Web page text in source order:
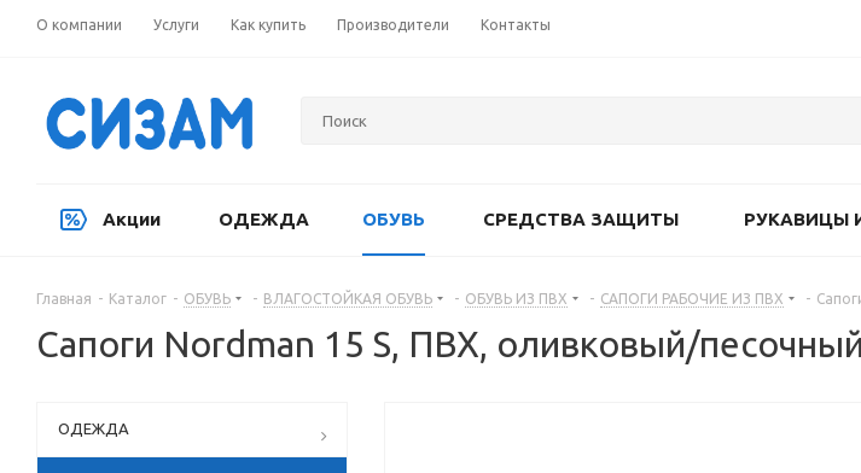
О компании Услуги Как купить Производители Контакты
Акции ОДЕЖДА ОБУВЬ СРЕДСТВА ЗАЩИТЫ РУКАВИЦЫ
Главная - Каталог - ОБУВЬ - ВЛАГОСТОЙКАЯ ОБУВЬ - ОБУВЬ ИЗ ПВХ - САПОГИ РАБОЧИЕ ИЗ ПВХ -
Сапоги Nordman 15 S, ПВХ, оливковый/
ОДЕЖДА